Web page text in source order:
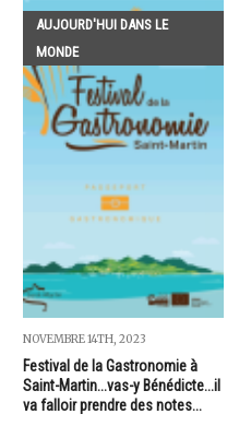
AUJOURD'HUI DANS LE
MONDE
NOVEMBRE 14TH, 2023
Festival de la Gastronomie à
Saint-Martin...vas-y Bénédicte...il
va falloir prendre des notes...